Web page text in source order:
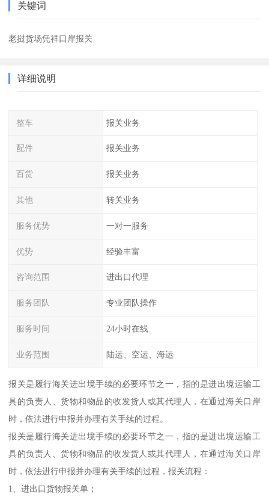
关键词
老挝货场凭祥口岸报关
详细说明
整车 报关业务
配件 报关业务
百货 报关业务
其他 转关业务
服务优势 一对一服务
优势 经验丰富
咨询范围 进出口代理
服务团队 专业团队操作
服务时间 24小时在线
业务范围 陆运、空运、海运
报关是履行海关进出境手续的必要环节之一，指的是进出境运输工
具的负责人、货物和物品的收发货人或其代理人，在通过海关口岸
时，依法进行申报并办理有关手续的过程。
报关是履行海关进出境手续的必要环节之一，指的是进出境运输工
具的负责人、货物和物品的收发货人或其代理人，在通过海关口岸
时，依法进行申报并办理有关手续的过程，报关流程：
1、进出口货物报关单；